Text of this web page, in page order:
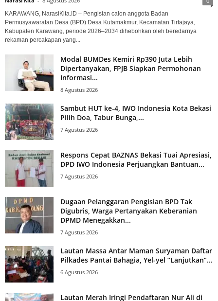
KARAWANG, NarasiKita.ID – Pengisian calon anggota Badan
Permusyawaratan Desa (BPD) Desa Kutamakmur, Kecamatan Tirtajaya,
Kabupaten Karawang, periode 2026–2034 dihebohkan oleh beredarnya
rekaman percakapan yang...
Modal BUMDes Kemiri Rp390 Juta Lebih
Dipertanyakan, FPJB Siapkan Permohonan
Informasi...
8 Agustus 2026
Sambut HUT ke-4, IWO Indonesia Kota Bekasi
Pilih Doa, Tabur Bunga,...
7 Agustus 2026
Respons Cepat BAZNAS Bekasi Tuai Apresiasi,
DPD IWO Indonesia Perjuangkan Bantuan...
7 Agustus 2026
Dugaan Pelanggaran Pengisian BPD Tak
Digubris, Warga Pertanyakan Keberanian
DPMD Menegakkan...
7 Agustus 2026
Lautan Massa Antar Maman Suryaman Daftar
Pilkades Pantai Bahagia, Yel-yel “Lanjutkan”...
6 Agustus 2026
Lautan Merah Iringi Pendaftaran Nur Ali di